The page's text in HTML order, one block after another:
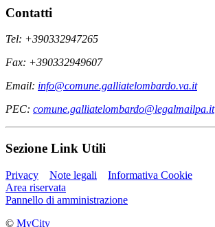
Contatti
Tel: +390332947265
Fax: +390332949607
Email: info@comune.galliatelombardo.va.it
PEC: comune.galliatelombardo@legalmailpa.it
Sezione Link Utili
Privacy Note legali
Informativa Cookie
Area riservata
Pannello di amministrazione
© MyCity